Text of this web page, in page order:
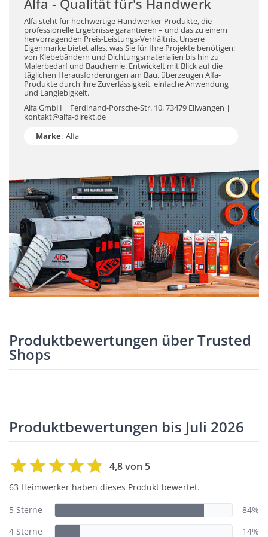
Alfa - Qualität für's Handwerk
Alfa steht für hochwertige Handwerker-Produkte, die
professionelle Ergebnisse garantieren – und das zu einem
hervorragenden Preis-Leistungs-Verhältnis. Unsere
Eigenmarke bietet alles, was Sie für Ihre Projekte benötigen:
von Klebebändern und Dichtungsmaterialien bis hin zu
Malerbedarf und Bauchemie. Entwickelt mit Blick auf die
täglichen Herausforderungen am Bau, überzeugen Alfa-
Produkte durch ihre Zuverlässigkeit, einfache Anwendung
und Langlebigkeit.
Alfa GmbH | Ferdinand-Porsche-Str. 10, 73479 Ellwangen |
kontakt@alfa-direkt.de
Marke: Alfa
Produktbewertungen über Trusted
Shops
Produktbewertungen bis Juli 2026
4,8 von 5
63 Heimwerker haben dieses Produkt bewertet.
5 Sterne
84%
4 Sterne
14%